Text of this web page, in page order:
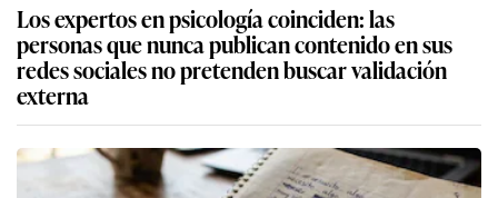
Los expertos en psicología coinciden: las
personas que nunca publican contenido en sus
redes sociales no pretenden buscar validación
externa